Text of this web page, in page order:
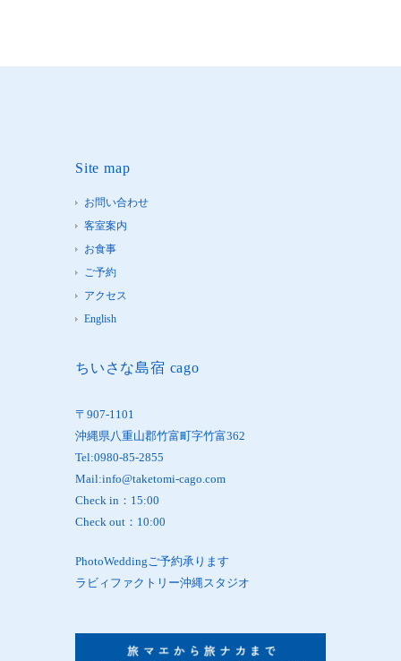
Site map
お問い合わせ
客室案内
お食事
ご予約
アクセス
English
ちいさな島宿 cago
〒907-1101
沖縄県八重山郡竹富町字竹富362
Tel:0980-85-2855
Mail:info@taketomi-cago.com
Check in：15:00
Check out：10:00
PhotoWeddingご予約承ります
ラビィファクトリー沖縄スタジオ